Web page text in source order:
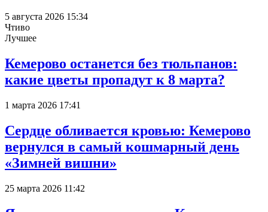
5 августа 2026 15:34
Чтиво
Лучшее
Кемерово останется без тюльпанов:
какие цветы пропадут к 8 марта?
1 марта 2026 17:41
Сердце обливается кровью: Кемерово
вернулся в самый кошмарный день
«Зимней вишни»
25 марта 2026 11:42